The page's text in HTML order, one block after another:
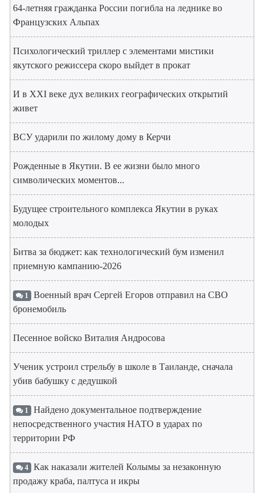
64-летняя гражданка России погибла на леднике во
Французских Альпах
Психологический триллер с элементами мистики
якутского режиссера скоро выйдет в прокат
И в XXI веке дух великих географических открытий
живет
ВСУ ударили по жилому дому в Керчи
Рожденные в Якутии. В ее жизни было много
символических моментов...
Будущее строительного комплекса Якутии в руках
молодых
Битва за бюджет: как технологический бум изменил
приемную кампанию-2026
1 Военный врач Сергей Егоров отправил на СВО
бронемобиль
Песенное войско Виталия Андросова
Ученик устроил стрельбу в школе в Таиланде, сначала
убив бабушку с дедушкой
1 Найдено документальное подтверждение
непосредственного участия НАТО в ударах по
территории РФ
4 Как наказали жителей Колымы за незаконную
продажу краба, палтуса и икры